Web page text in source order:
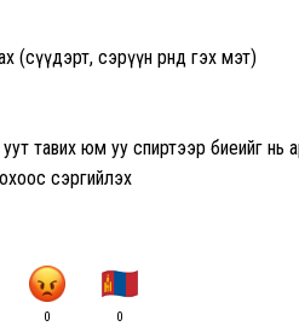
сэрүүн өрөөнд гэх мэт)
тавих юм уу спиртээр биеийг нь
сэргийлэх
0 0